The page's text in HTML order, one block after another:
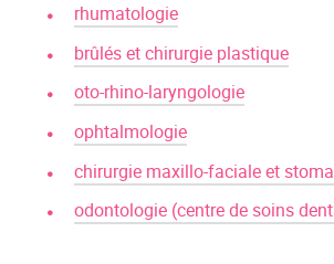
rhumatologie
brûlés et chirurgie plastique
oto-rhino-laryngologie
ophtalmologie
chirurgie maxillo-faciale et
odontologie (centre de soins